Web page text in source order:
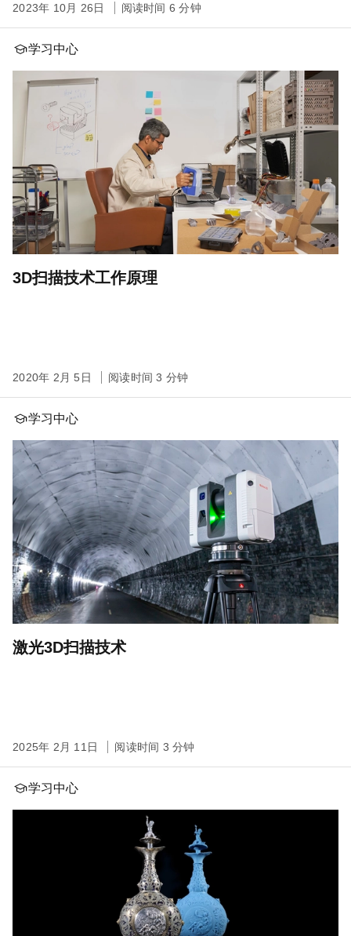
2023年 10月 26日 阅读时间 6 分钟
学习中心
3D扫描技术工作原理
2020年 2月 5日 阅读时间 3 分钟
学习中心
激光3D扫描技术
2025年 2月 11日 阅读时间 3 分钟
学习中心